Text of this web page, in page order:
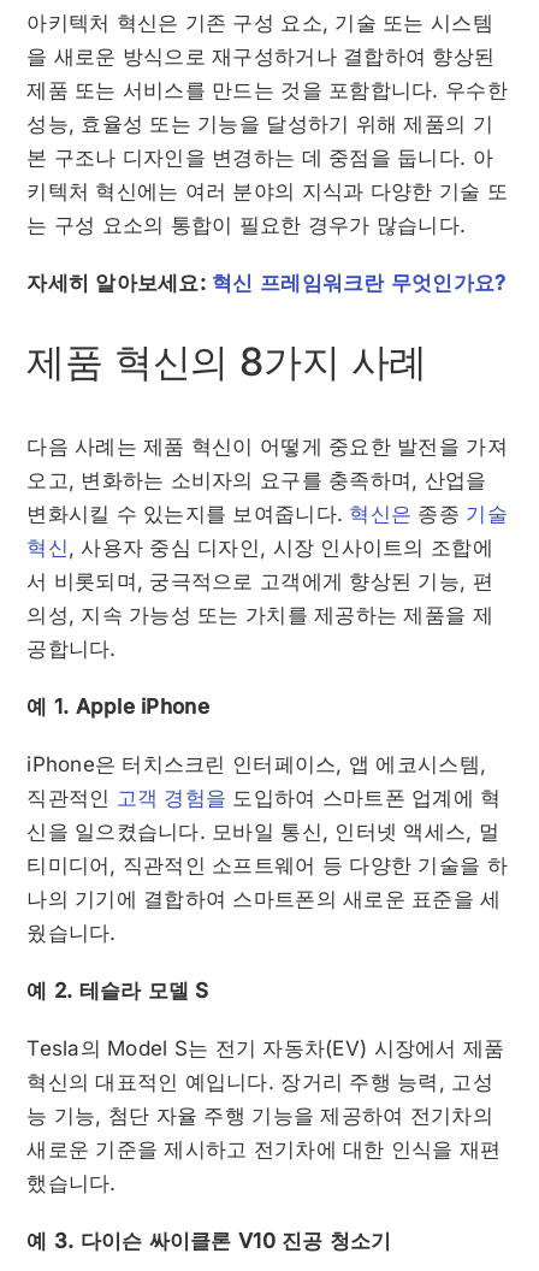
아키텍처 혁신은 기존 구성 요소, 기술 또는 시스템
을 새로운 방식으로 재구성하거나 결합하여 향상된
제품 또는 서비스를 만드는 것을 포함합니다. 우수한
성능, 효율성 또는 기능을 달성하기 위해 제품의 기
본 구조나 디자인을 변경하는 데 중점을 둡니다. 아
키텍처 혁신에는 여러 분야의 지식과 다양한 기술 또
는 구성 요소의 통합이 필요한 경우가 많습니다.
자세히 알아보세요: 혁신 프레임워크란 무엇인가요?
제품 혁신의 8가지 사례
다음 사례는 제품 혁신이 어떻게 중요한 발전을 가져
오고, 변화하는 소비자의 요구를 충족하며, 산업을
변화시킬 수 있는지를 보여줍니다. 혁신은 종종 기술
혁신 , 사용자 중심 디자인, 시장 인사이트의 조합에
서 비롯되며, 궁극적으로 고객에게 향상된 기능, 편
의성, 지속 가능성 또는 가치를 제공하는 제품을 제
공합니다.
예 1. Apple iPhone
iPhone은 터치스크린 인터페이스, 앱 에코시스템,
직관적인 고객 경험을 도입하여 스마트폰 업계에 혁
신을 일으켰습니다. 모바일 통신, 인터넷 액세스, 멀
티미디어, 직관적인 소프트웨어 등 다양한 기술을 하
나의 기기에 결합하여 스마트폰의 새로운 표준을 세
웠습니다.
예 2. 테슬라 모델 S
Tesla의 Model S는 전기 자동차(EV) 시장에서 제품
혁신의 대표적인 예입니다. 장거리 주행 능력, 고성
능 기능, 첨단 자율 주행 기능을 제공하여 전기차의
새로운 기준을 제시하고 전기차에 대한 인식을 재편
했습니다.
예 3. 다이슨 싸이클론 V10 진공 청소기